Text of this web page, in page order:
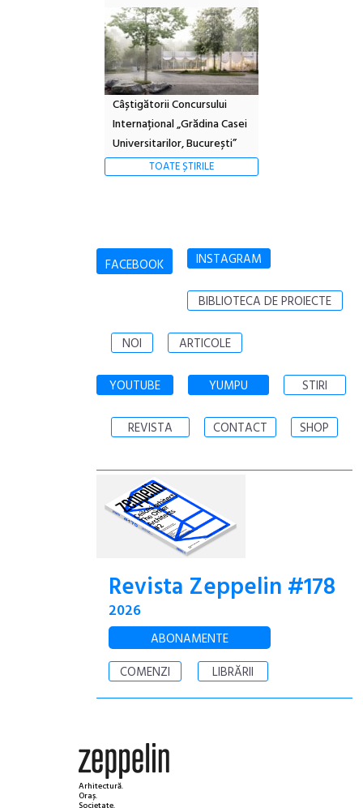
Câștigătorii Concursului
Internațional „Grădina Casei
Universitarilor, București”
TOATE ȘTIRILE
FACEBOOK INSTAGRAM
BIBLIOTECA DE PROIECTE
NOI ARTICOLE
YOUTUBE YUMPU STIRI
REVISTA CONTACT SHOP
Revista Zeppelin #178
2026
ABONAMENTE
COMENZI
LIBRĂRII
Arhitectură.
Oraș.